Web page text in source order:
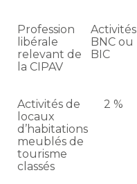
Profession
libérale
relevant de
la CIPAV
Activités
BNC ou
BIC
Activités de
locaux
d’habitations
meublés de
tourisme
classés
2 %